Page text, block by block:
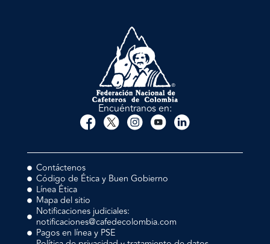
Encuéntranos en:
Contáctenos
Código de Ética y Buen Gobierno
Línea Ética
Mapa del sitio
Notificaciones judiciales:
notificaciones@cafedecolombia.com
Pagos en línea y PSE